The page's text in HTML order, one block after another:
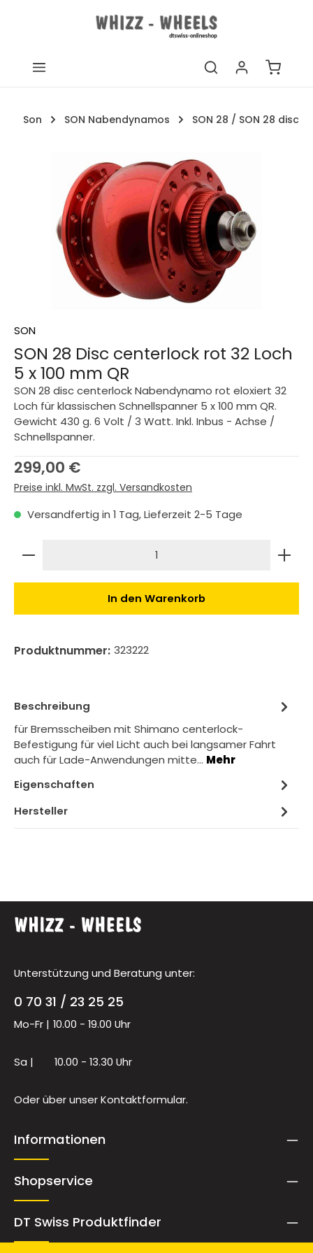
Zum Hauptinhalt springen
Son SON Nabendynamos SON 28 / SON 28 disc
Bildergalerie überspringen
SON
SON 28 Disc centerlock rot 32 Loch
5 x 100 mm QR
SON 28 disc centerlock Nabendynamo rot eloxiert 32
Loch für klassischen Schnellspanner 5 x 100 mm QR.
Gewicht 430 g. 6 Volt / 3 Watt. Inkl. Inbus - Achse /
Schnellspanner.
Regulärer Preis:
299,00 €
Preise inkl. MwSt. zzgl. Versandkosten
Versandfertig in 1 Tag, Lieferzeit 2-5 Tage
Produkt Anzahl: Gib den gewünschten Wert
In den Warenkorb
Produktnummer: 323222
Beschreibung
für Bremsscheiben mit Shimano centerlock-
Befestigung für viel Licht auch bei langsamer Fahrt
auch für Lade-Anwendungen mitte… Mehr
Eigenschaften
Hersteller
Unterstützung und Beratung unter:
0 70 31 / 23 25 25
Mo-Fr | 10.00 - 19.00 Uhr
Sa | 10.00 - 13.30 Uhr
Oder über unserKontaktformular.
Informationen
Shopservice
DT Swiss Produktfinder